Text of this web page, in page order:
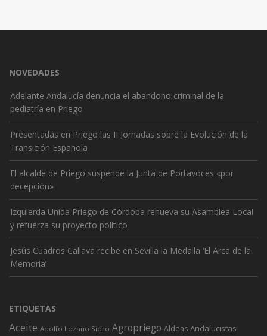
NOVEDADES
Adelante Andalucía denuncia el abandono criminal de la
pediatría en Priego
Presentadas en Priego las II Jornadas sobre la Evolución de la
Transición Española
El alcalde de Priego suspende la Junta de Portavoces «por
decepción»
Izquierda Unida Priego de Córdoba renueva su Asamblea Local
y refuerza su proyecto político
Jesús Cuadros Callava recibe en Sevilla la Medalla ‘El Arca de la
Memoria’
ETIQUETAS
Aceite Adolfo Lozano Sidro Agropriego Aldeas Andalucistas